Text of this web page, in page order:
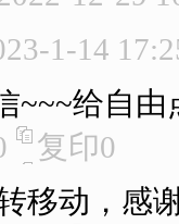
1-14
~~~给自由
复印0
移动，感